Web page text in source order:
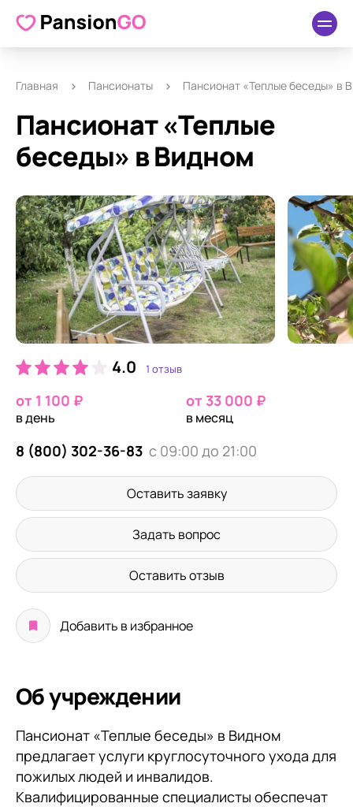
О пансионате Удобства Отзывы
Главная Пансионаты Пансионат «Теплые беседы» в
Пансионат «Теплые
беседы» в Видном
4.0 1 отзыв
от 1 100 ₽
в день
от 33 000 ₽
в месяц
8 (800) 302-36-83 с 09:00 до 21:00
Оставить заявку
Задать вопрос
Оставить отзыв
Добавить в избранное
Об учреждении
Пансионат «Теплые беседы» в Видном
предлагает услуги круглосуточного ухода для
пожилых людей и инвалидов.
Квалифицированные специалисты обеспечат